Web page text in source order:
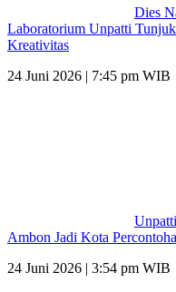
Dies
Laboratorium Unpatti
Kreativitas
24 Juni 2026 | 7:45 pm WIB
Ambon Jadi Kota
24 Juni 2026 | 3:54 pm WIB